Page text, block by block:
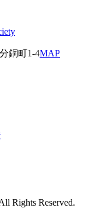
銅町1-4MAP
Rights Reserved.